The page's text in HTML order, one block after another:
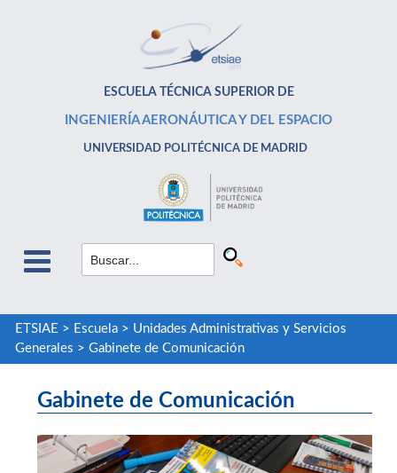
ESCUELA TÉCNICA SUPERIOR DE
INGENIERÍA AERONÁUTICA Y DEL ESPACIO
UNIVERSIDAD POLITÉCNICA DE MADRID
ETSIAE > Escuela> Unidades Administrativas y Servicios
Generales > Gabinete de Comunicación
Gabinete de Comunicación